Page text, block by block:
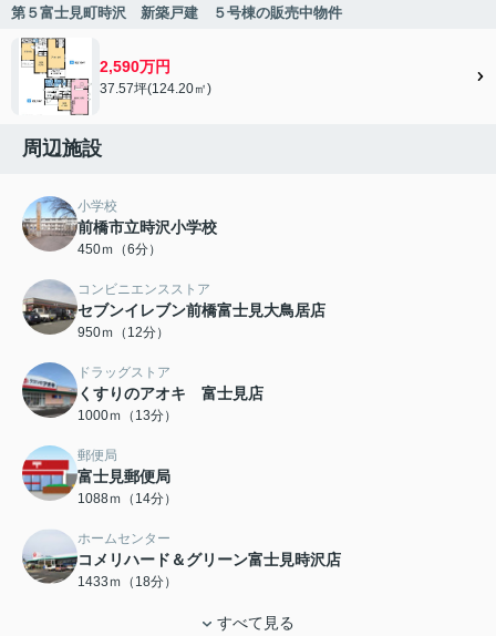
第５富士見町時沢 新築戸建 ５号棟の販売中物件
2,590万円
37.57坪(124.20㎡)
周辺施設
小学校
前橋市立時沢小学校
450ｍ（6分）
コンビニエンスストア
セブンイレブン前橋富士見大鳥居店
950ｍ（12分）
ドラッグストア
くすりのアオキ 富士見店
1000ｍ（13分）
郵便局
富士見郵便局
1088ｍ（14分）
ホームセンター
コメリハード＆グリーン富士見時沢店
1433ｍ（18分）
すべて見る